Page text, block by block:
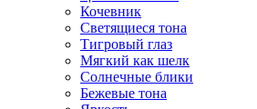
Кочевник
Светящиеся тона
Тигровый глаз
Мягкий как шелк
Солнечные блики
Бежевые тона